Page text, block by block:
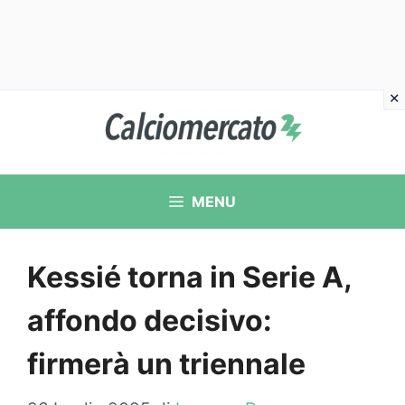
contenuto
MENU
Kessié torna in Serie A,
affondo decisivo:
firmerà un triennale